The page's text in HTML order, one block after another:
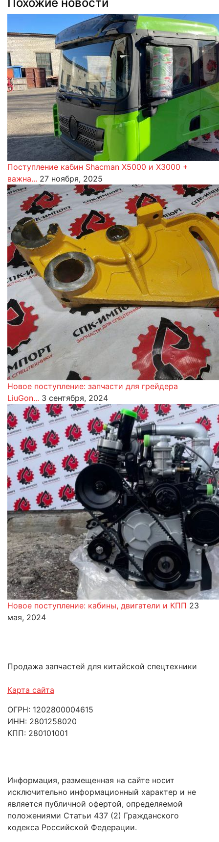
Поступление кабин Shacman X5000 и X3000 +
важна... 27 ноября, 2025
Новое поступление: запчасти для грейдера
LiuGon... 3 сентября, 2024
Новое поступление: кабины, двигатели и КПП 23
мая, 2024
Продажа запчастей для китайской спецтехники
Карта сайта
ОГРН: 1202800004615
ИНН: 2801258020
КПП: 280101001
Информация, размещенная на сайте носит
исключительно информационный характер и не
является публичной офертой, определяемой
положениями Статьи 437 (2) Гражданского
кодекса Российской Федерации.